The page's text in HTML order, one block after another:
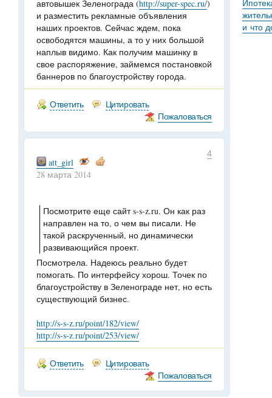
автовышек Зеленограда (http://super-spec.ru/)
и разместить рекламные объявления
наших проектов. Сейчас ждем, пока
освободятся машины, а то у них большой
наплыв видимо. Как получим машинку в
свое распоряжение, займемся постановкой
баннеров по благоустройству города.
Ответить
Цитировать
Пожаловаться
4
att_girl
28 марта 2014
Посмотрите еще сайт s-s-z.ru. Он как раз
направлен на то, о чем вы писали. Не
такой раскрученный, но динамически
развивающийся проект.
Посмотрела. Надеюсь реально будет
помогать. По интерфейсу хорош. Точек по
благоустройству в Зеленограде нет, но есть
существующий бизнес.
http://s-s-z.ru/point/182/view/
http://s-s-z.ru/point/253/view/
Ответить
Цитировать
Пожаловаться
и что